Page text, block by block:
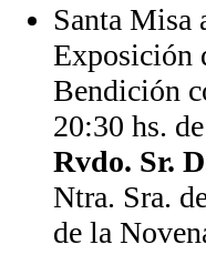
Santa Misa
Exposición
Bendición
20:30 hs.
Rvdo. Sr.
Ntra. Sra.
de la